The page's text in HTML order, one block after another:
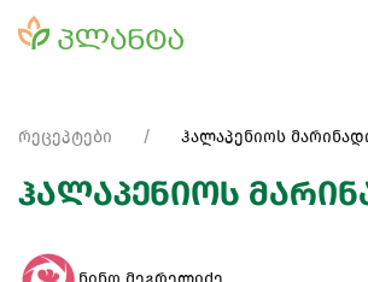
რეცეპტები ჰალაპენიოს
ჰალაპენიოს